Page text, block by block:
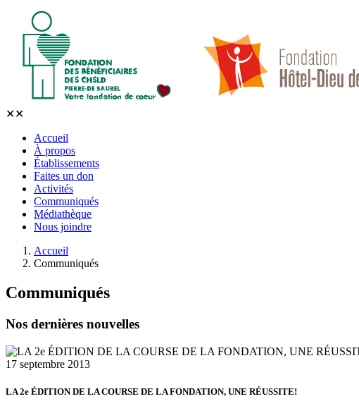
✕✕
Accueil
À propos
Établissements
Faites un don
Activités
Communiqués
Médiathèque
Nous joindre
Accueil
Communiqués
Communiqués
Nos dernières nouvelles
17 septembre 2013
LA 2e ÉDITION DE LA COURSE DE LA FONDATION, UNE RÉUSSITE!